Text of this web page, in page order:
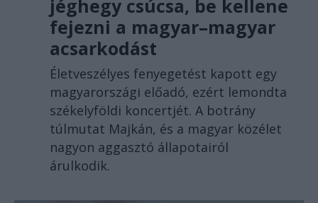
jéghegy csúcsa, be kellene
fejezni a magyar–magyar
acsarkodást
Életveszélyes fenyegetést kapott egy
magyarországi előadó, ezért lemondta
székelyföldi koncertjét. A botrány
túlmutat Majkán, és a magyar közélet
nagyon aggasztó állapotairól
árulkodik.